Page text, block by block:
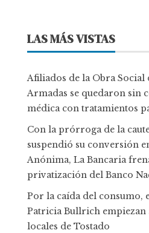
LAS MÁS VISTAS
Afiliados de la Obra Social
Armadas se quedaron sin
médica con tratamientos
Con la prórroga de la
suspendió su conversión
Anónima, La Bancaria
privatización del Banco
Por la caída del consumo,
Patricia Bullrich empiezan
locales de Tostado